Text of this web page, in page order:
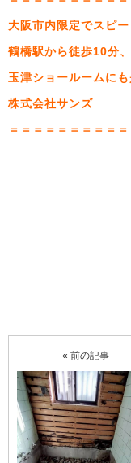
大阪市内限定でスピー
鶴橋駅から徒歩10分
玉津ショールームに
株式会社サンズ
＝＝＝＝＝＝＝＝＝
« 前の記事